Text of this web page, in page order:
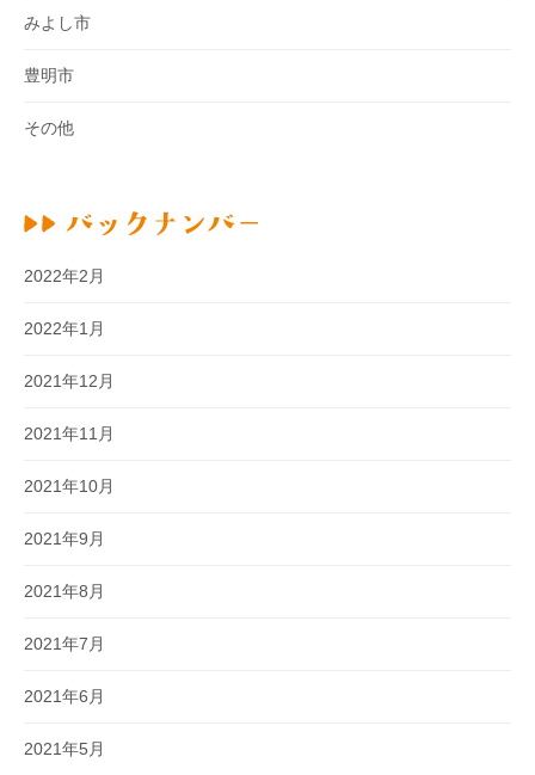
みよし市
豊明市
その他
2022年2月
2022年1月
2021年12月
2021年11月
2021年10月
2021年9月
2021年8月
2021年7月
2021年6月
2021年5月